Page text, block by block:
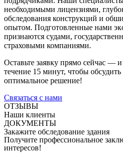
необходимыми лицензиями,
обследования конструкций и
опытом. Подготовленные нами
признаются судами,
страховыми компаниями.
Оставьте заявку прямо сейчас —
течение 15 минут, чтобы
оптимальное решение!
Связаться с нами
ОТЗЫВЫ
Наши клиенты
ДОКУМЕНТЫ
Закажите обследование здания
Получите профессиональное
интересов!